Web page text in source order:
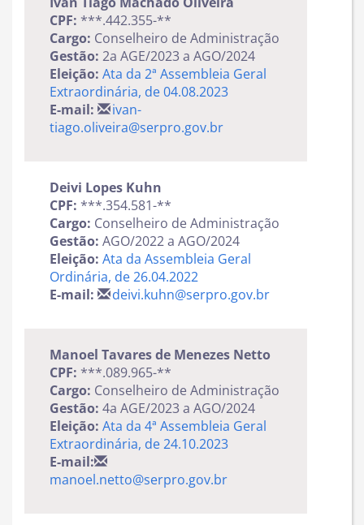
CPF: ***.442.355-**
Cargo: Conselheiro de Administração
Gestão: 2a AGE/2023 a AGO/2024
Eleição: Ata da 2ª Assembleia Geral
Extraordinária, de 04.08.2023
E-mail:
ivan-
tiago.oliveira@serpro.gov.br
Deivi Lopes Kuhn
CPF: ***.354.581-**
Cargo: Conselheiro de Administração
Gestão: AGO/2022 a AGO/2024
Eleição: Ata da Assembleia Geral
Ordinária, de 26.04.2022
E-mail:
deivi.kuhn@serpro.gov.br
Manoel Tavares de Menezes Netto
CPF: ***.089.965-**
Cargo: Conselheiro de Administração
Gestão: 4a AGE/2023 a AGO/2024
Eleição: Ata da 4ª Assembleia Geral
Extraordinária, de 24.10.2023
E-mail:
manoel.netto@serpro.gov.br